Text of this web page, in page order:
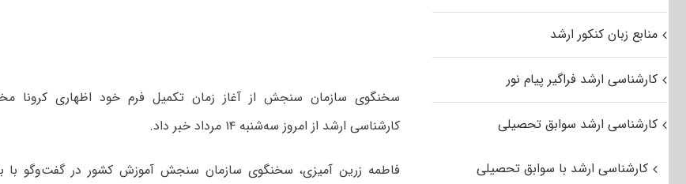
سخنگوی سازمان سنجش از آغاز زمان تکمیل فرم خود اظهاری کرونا
کارشناسی ارشد از امروز سه‌شنبه ۱۴ مرداد خبر داد.
فاطمه زرین آمیزی، سخنگوی سازمان سنجش آموزش کشور در گفت‌وگو با
منابع زبان کنکور ارشد
کارشناسی ارشد فراگیر پیام نور
کارشناسی ارشد سوابق تحصیلی
کارشناسی ارشد با سوابق تحصیلی